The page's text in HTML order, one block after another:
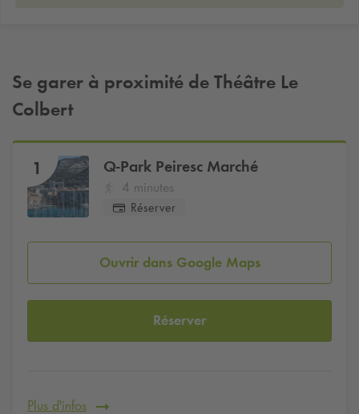
Se garer à proximité de Théâtre Le
Colbert
1 Q-Park Peiresc Marché
4 minutes
Réserver
Ouvrir dans Google Maps
Réserver
Plus d'infos